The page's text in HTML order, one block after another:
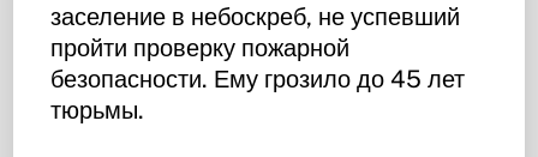
заселение в небоскреб, не успевший
пройти проверку пожарной
безопасности. Ему грозило до 45 лет
тюрьмы.